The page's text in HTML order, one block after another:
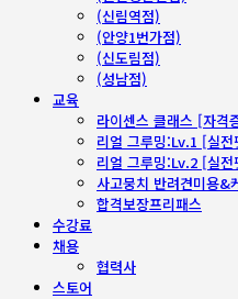
(신림역점)
(안양1번가점)
(신도림점)
(성남점)
교육
라이센스 클래스 [자격
리얼 그루밍:Lv.1 [실
리얼 그루밍:Lv.2 [실
사고뭉치 반려견미용&
합격보장프리패스
수강료
채용
협력사
스토어